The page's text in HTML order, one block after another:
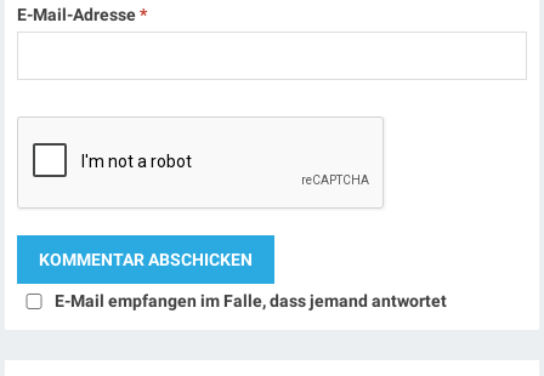
E-Mail-Adresse*
E-Mail empfangen im Falle, dass jemand antwortet